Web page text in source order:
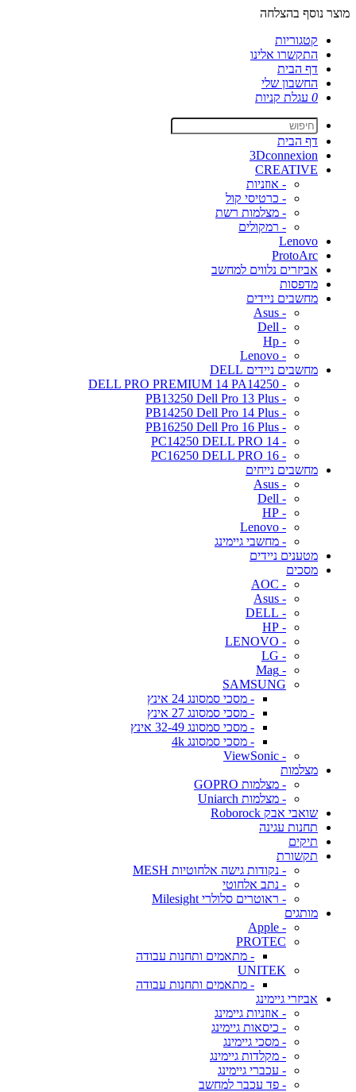
מוצר נוסף בהצלחה
קטגוריות
התקשרו אלינו
דף הבית
החשבון שלי
0 עגלת קניות
דף הבית
3Dconnexion
CREATIVE
- אוזניות
- כרטיסי קול
- מצלמות רשת
- רמקולים
Lenovo
ProtoArc
אביזרים נלווים למחשב
מדפסות
מחשבים ניידים
- Asus
- Dell
- Hp
- Lenovo
מחשבים ניידים DELL
- DELL PRO PREMIUM 14 PA14250
- PB13250 Dell Pro 13 Plus
- PB14250 Dell Pro 14 Plus
- PB16250 Dell Pro 16 Plus
- PC14250 DELL PRO 14
- PC16250 DELL PRO 16
מחשבים נייחים
- Asus
- Dell
- HP
- Lenovo
- מחשבי גיימינג
מטענים ניידים
מסכים
- AOC
- Asus
- DELL
- HP
- LENOVO
- LG
- Mag
SAMSUNG
- מסכי סמסונג 24 אינץ
- מסכי סמסונג 27 אינץ
- מסכי סמסונג 32-49 אינץ
- מסכי סמסונג 4k
- ViewSonic
מצלמות
- מצלמות GOPRO
- מצלמות Uniarch
שואבי אבק Roborock
תחנות עגינה
תיקים
תקשורת
- נקודות גישה אלחוטיות MESH
- נתב אלחוטי
- ראוטרים סלולרי Milesight
מותגים
- Apple
PROTEC
- מתאמים ותחנות עבודה
UNITEK
- מתאמים ותחנות עבודה
אביזרי גיימינג
- אוזניות גיימינג
- כיסאות גיימינג
- מסכי גיימינג
- מקלדות גיימינג
- עכברי גיימינג
- פד עכבר למחשב